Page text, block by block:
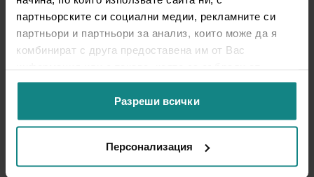
партньорските си социални медии, рекламните си
партньори и партньори за анализ, които може да я
комбинират с друга предоставена им от Вас
ползването от Ваша страна на услугите им.
Разреши всички
Персонализация